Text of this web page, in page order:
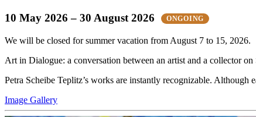
10 May 2026 – 30 August 2026 ONGOING
We will be closed for summer vacation from August 7 to 15, 2026.
Art in Dialogue: a conversation between an artist and a collector
Petra Scheibe Teplitz’s works are instantly recognizable.
Image Gallery